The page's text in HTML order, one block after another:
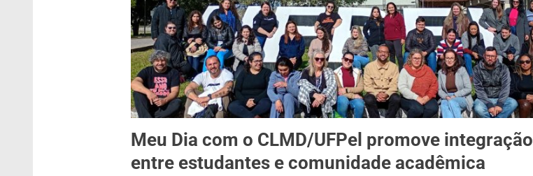
Meu Dia com o CLMD/UFPel promove integração
entre estudantes e comunidade acadêmica